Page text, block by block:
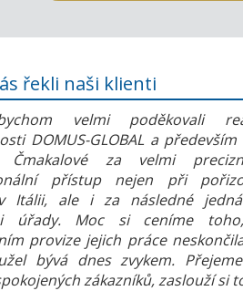
řekli naši klienti
velmi poděkovali
DOMUS-GLOBAL a
Čmakalové za velmi
přístup nejen při
Itálii, ale i za následné
úřady. Moc si ceníme
provize jejich práce
bývá dnes zvykem.
zákazníků, zaslouží si